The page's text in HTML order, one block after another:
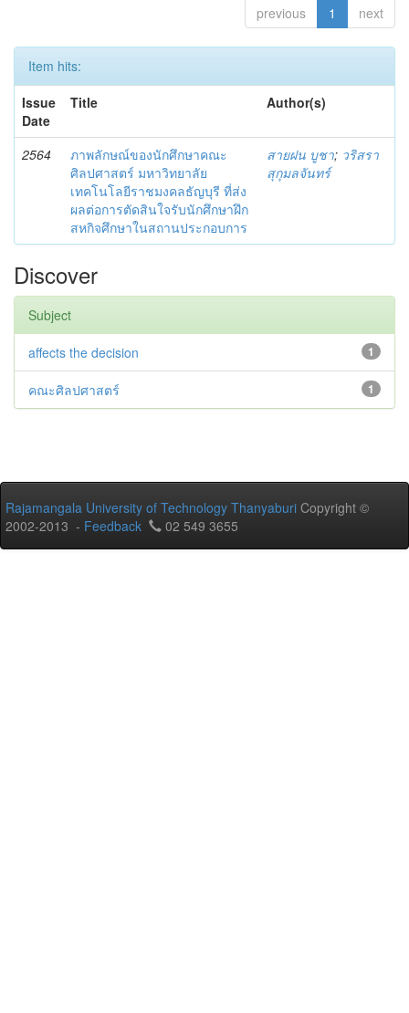
previous 1 next
Item hits:
Issue
Date
Title Author(s)
2564
ภาพลักษณ์ของนักศึกษาคณะ
ศิลปศาสตร์ มหาวิทยาลัย
เทคโนโลยีราชมงคลธัญบุรี ที่ส่ง
ผลต่อการตัดสินใจรับนักศึกษาฝึก
สหกิจศึกษาในสถานประกอบการ
สายฝน บูชา; วริสรา
สุกุมลจันทร์
Discover
Subject
1
affects the decision
1
คณะศิลปศาสตร์
Rajamangala University of Technology Thanyaburi Copyright ©
2002-2013 - Feedback 02 549 3655